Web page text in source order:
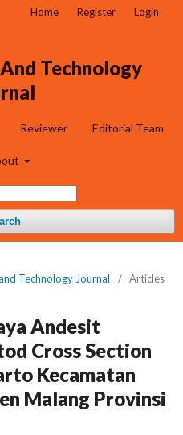
Technology
Reviewer Editorial Team
Home Register Login
Technology Journal
/ Articles
Andesit
Cross Section
Kecamatan
Malang Provinsi